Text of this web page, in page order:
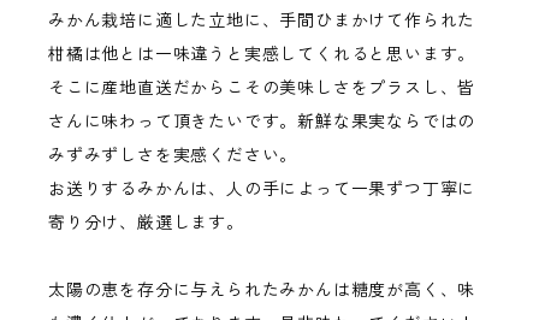
みかん栽培に適した立地に、手間ひまかけて作られた
柑橘は他とは一味違うと実感してくれると思います。
そこに産地直送だからこその美味しさをプラスし、皆
さんに味わって頂きたいです。新鮮な果実ならではの
みずみずしさを実感ください。
お送りするみかんは、人の手によって一果ずつ丁寧に
寄り分け、厳選します。
太陽の恵を存分に与えられたみかんは糖度が高く、味